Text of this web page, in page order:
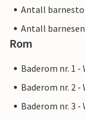
Antall
Antall
Rom
Baderom nr. 1 -
Baderom nr. 2 -
Baderom nr. 3 -